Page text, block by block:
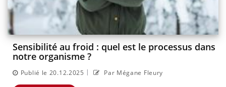
Sensibilité au froid : quel est le processus dans
notre organisme ?
Publié le 20.12.2025 | Par Mégane Fleury